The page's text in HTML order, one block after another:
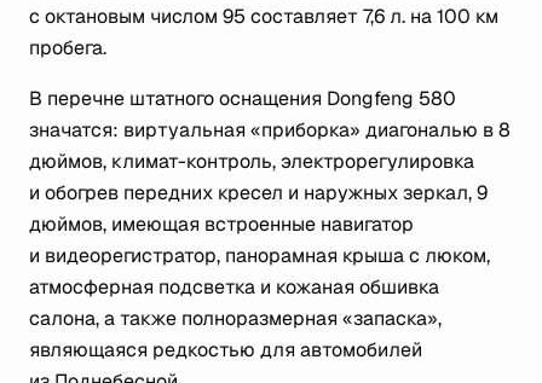
с октановым числом 95 составляет 7,6 л. на 100 км
пробега.
В перечне штатного оснащения Dongfeng 580
значатся: виртуальная «приборка» диагональю в 8
дюймов, климат-контроль, электрорегулировка
и обогрев передних кресел и наружных зеркал, 9
дюймов, имеющая встроенные навигатор
и видеорегистратор, панорамная крыша с люком,
атмосферная подсветка и кожаная обшивка
салона, а также полноразмерная «запаска»,
являющаяся редкостью для автомобилей